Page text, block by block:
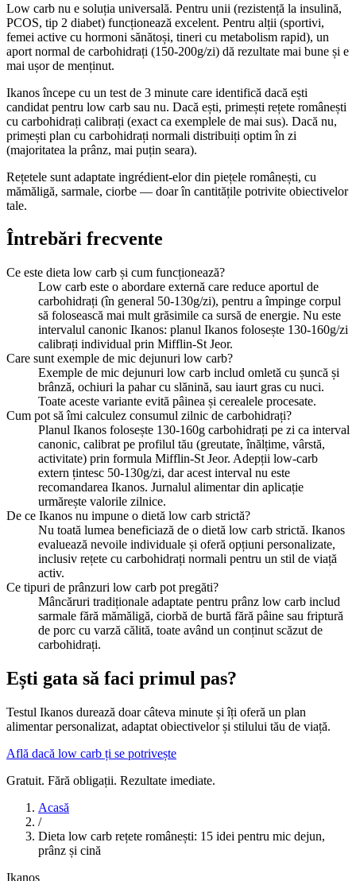
Low carb nu e soluția universală. Pentru unii (rezistență la insulină,
PCOS, tip 2 diabet) funcționează excelent. Pentru alții (sportivi,
femei active cu hormoni sănătoși, tineri cu metabolism rapid), un
aport normal de carbohidrați (150-200g/zi) dă rezultate mai bune și e
mai ușor de menținut.
Ikanos începe cu un test de 3 minute care identifică dacă ești
candidat pentru low carb sau nu. Dacă ești, primești rețete românești
cu carbohidrați calibrați (exact ca exemplele de mai sus). Dacă nu,
primești plan cu carbohidrați normali distribuiți optim în zi
(majoritatea la prânz, mai puțin seara).
Rețetele sunt adaptate ingrédient-elor din piețele românești, cu
mămăligă, sarmale, ciorbe — doar în cantitățile potrivite obiectivelor
tale.
Întrebări frecvente
Ce este dieta low carb și cum funcționează?
Low carb este o abordare externă care reduce aportul de
carbohidrați (în general 50-130g/zi), pentru a împinge corpul
să folosească mai mult grăsimile ca sursă de energie. Nu este
intervalul canonic Ikanos: planul Ikanos folosește 130-160g/zi
calibrați individual prin Mifflin-St Jeor.
Care sunt exemple de mic dejunuri low carb?
Exemple de mic dejunuri low carb includ omletă cu șuncă și
brânză, ochiuri la pahar cu slănină, sau iaurt gras cu nuci.
Toate aceste variante evită pâinea și cerealele procesate.
Cum pot să îmi calculez consumul zilnic de carbohidrați?
Planul Ikanos folosește 130-160g carbohidrați pe zi ca interval
canonic, calibrat pe profilul tău (greutate, înălțime, vârstă,
activitate) prin formula Mifflin-St Jeor. Adepții low-carb
extern țintesc 50-130g/zi, dar acest interval nu este
recomandarea Ikanos. Jurnalul alimentar din aplicație
urmărește valorile zilnice.
De ce Ikanos nu impune o dietă low carb strictă?
Nu toată lumea beneficiază de o dietă low carb strictă. Ikanos
evaluează nevoile individuale și oferă opțiuni personalizate,
inclusiv rețete cu carbohidrați normali pentru un stil de viață
activ.
Ce tipuri de prânzuri low carb pot pregăti?
Mâncăruri tradiționale adaptate pentru prânz low carb includ
sarmale fără mămăligă, ciorbă de burtă fără pâine sau friptură
de porc cu varză călită, toate având un conținut scăzut de
carbohidrați.
Ești gata să faci primul pas?
Testul Ikanos durează doar câteva minute și îți oferă un plan
alimentar personalizat, adaptat obiectivelor și stilului tău de viață.
Află dacă low carb ți se potrivește
Gratuit. Fără obligații. Rezultate imediate.
Acasă
/
Dieta low carb rețete românești: 15 idei pentru mic dejun,
prânz și cină
Ikanos